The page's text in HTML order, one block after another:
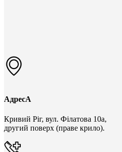
АдресА
Кривий Ріг, вул. Філатова 10а,
другий поверх (праве крило).